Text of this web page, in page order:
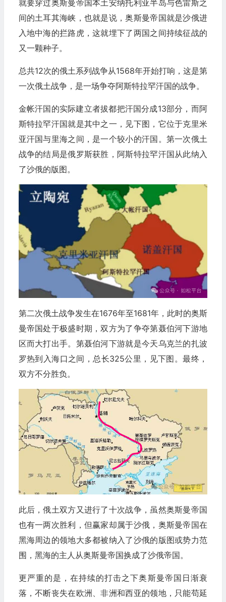
就要穿过奥斯曼帝国本土安纳托利亚半岛与色雷斯之
间的土耳其海峡，也就是说，奥斯曼帝国就是沙俄进
入地中海的拦路虎，这就埋下了两国之间持续征战的
又一颗种子。
总共12次的俄土系列战争从1568年开始打响，这是第
一次俄土战争，是一场争夺阿斯特拉罕汗国的战争。
金帐汗国的实际建立者拔都把汗国分成13部分，而阿
斯特拉罕汗国就是其中之一，见下图，它位于克里米
亚汗国与里海之间，是一个较小的汗国。第一次俄土
战争的结局是俄罗斯获胜，阿斯特拉罕汗国从此纳入
了沙俄的版图。
第二次俄土战争发生在1676年至1681年，此时的奥斯
曼帝国处于极盛时期，双方为了争夺第聂伯河下游地
区而大打出手。第聂伯河下游就是今天乌克兰的扎波
罗热到入海口之间，总长325公里，见下图。最终，
双方不分胜负。
此后，俄土双方又进行了十次战争，虽然奥斯曼帝国
也有一两次胜利，但赢家却属于沙俄，奥斯曼帝国在
黑海周边的领地大多都被纳入了沙俄的版图或势力范
围，黑海的主人从奥斯曼帝国换成了沙俄帝国。
更严重的是，在持续的打击之下奥斯曼帝国日渐衰
落，不断丧失在欧洲、非洲和西亚的领地，只能苟延